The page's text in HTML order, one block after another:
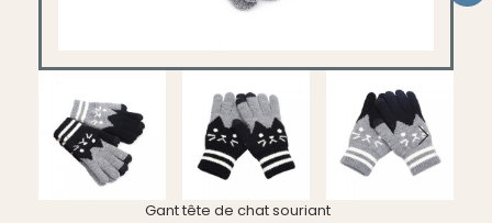
Gant tête de chat souriant